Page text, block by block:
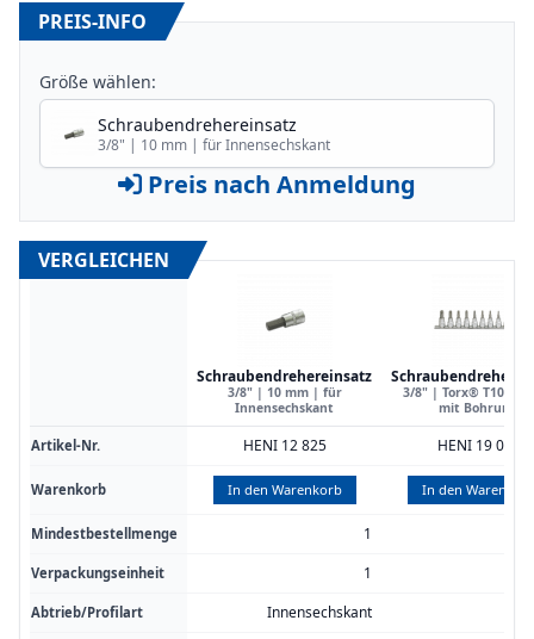
PREIS-INFO
Größe wählen:
Schraubendrehereinsatz
3/8" | 10 mm | für Innensechskant
Preis nach Anmeldung
VERGLEICHEN
Schraubendrehereinsatz
3/8" | 10 mm | für
Innensechskant
3/8" | Torx® T10 | T
mit Bohrung
Artikel-Nr. HENI 12 825 HENI 19 080
Warenkorb In den Warenkorb In den
Mindestbestellmenge 1
Verpackungseinheit 1
Abtrieb/Profilart Innensechskant